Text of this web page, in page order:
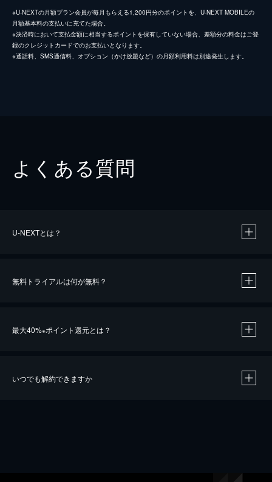
※U-NEXTの月額プラン会員が毎月もらえる1,200円分のポイントを、U-NEXT MOBILEの
月額基本料の支払いに充てた場合。
※決済時において支払金額に相当するポイントを保有していない場合、差額分の料金はご登
録のクレジットカードでのお支払いとなります。
※通話料、SMS通信料、オプション（かけ放題など）の月額利用料は別途発生します。
よくある質問
U-NEXTとは？
無料トライアルは何が無料？
最大40%※ポイント還元とは？
いつでも解約できますか